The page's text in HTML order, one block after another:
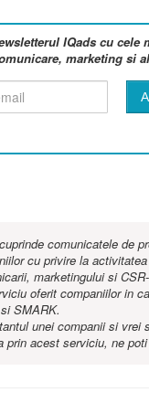
IQads cu cele
marketing si
comunicatele de
cu privire la
marketingului si
oferit companiilor in
SMARK.
unei companii si vrei
prin acest serviciu, ne poti